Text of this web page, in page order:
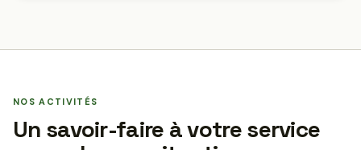
NOS ACTIVITÉS
Un savoir-faire à votre service